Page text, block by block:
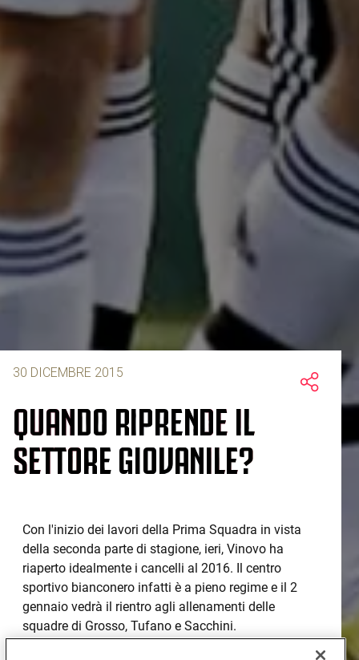
30 DICEMBRE 2015
QUANDO RIPRENDE IL
SETTORE GIOVANILE?
Con l'inizio dei lavori della Prima Squadra in vista
della seconda parte di stagione, ieri, Vinovo ha
riaperto idealmente i cancelli al 2016. Il centro
sportivo bianconero infatti è a pieno regime e il 2
gennaio vedrà il rientro agli allenamenti delle
squadre di Grosso, Tufano e Sacchini.